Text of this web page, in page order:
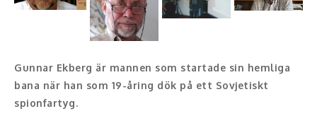
Moderator, konferencier
Konferencier
Workshopledare, facilitator
Gunnar Ekberg är mannen som startade sin hemliga
bana när han som 19-åring dök på ett Sovjetiskt
spionfartyg.